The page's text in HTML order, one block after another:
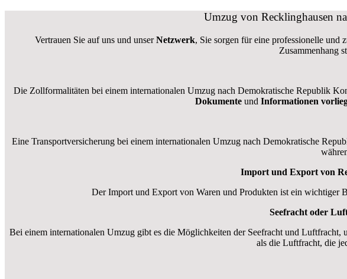
Umzug von Recklinghausen
Vertrauen Sie auf uns und unserNetzwerk, Sie sorgen für eine professionelle und
Zusammenhang
Die Zollformalitäten bei einem internationalen Umzug nach Demokratische Republik
Dokumenteund Informationen
Eine Transportversicherung bei einem internationalen Umzug nach Demokratische
Import und Export von
Der Import und Export von Waren und Produkten ist ein wichtiger
Seefracht oder
Bei einem internationalen Umzug gibt es die Möglichkeiten der Seefracht und Luftfracht,
als die Luftfracht, die